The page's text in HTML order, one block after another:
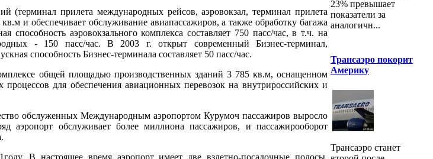
(терминал прилета международных рейсов, аэровокзал, терминал прилета
и обеспечивает обслуживание авиапассажиров, а также обработку багажа
аэровокзального комплекса составляет 750 пасс/час, в т.ч. на
- 150 пасс/час. В 2003 г. открыт современный Бизнес-терминал,
способность Бизнес-терминала составляет 50 пасс/час.
общей площадью производственных зданий 3 785 кв.м, оснащенном
для обеспечения авиационных перевозок на внутрироссийских и
обслуженных Международным аэропортом Курумоч пассажиров выросло
обслуживает более миллиона пассажиров, и пассажирооборот
В настоящее время аэропорт имеет две взлетно-посадочные полосы,
23% превышает
показатели за
аналогичн...
Трансаэро покорит
Америку
Трансаэро станет